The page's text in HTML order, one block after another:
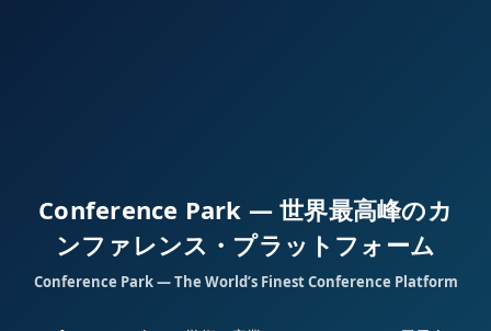
Conference Park — 世界最高峰のカ
ンファレンス・プラットフォーム
Conference Park — The World’s Finest Conference Platform